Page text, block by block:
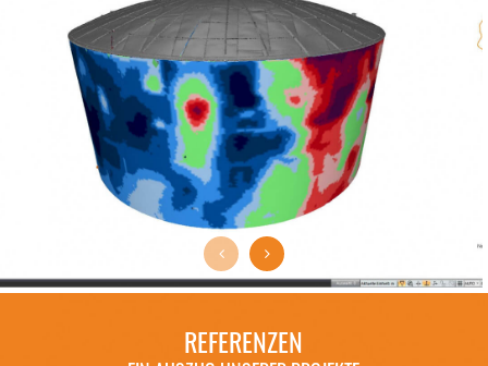
REFERENZEN